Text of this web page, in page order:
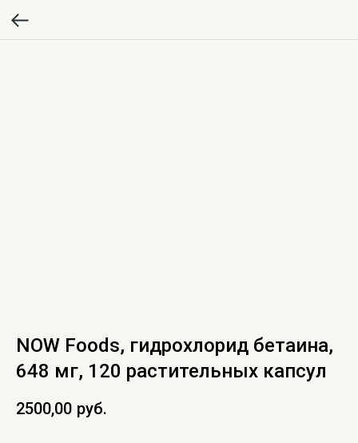
NOW Foods, гидрохлорид бетаина,
648 мг, 120 растительных капсул
2500,00 руб.